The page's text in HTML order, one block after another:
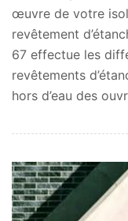
œuvre de votre
revêtement
67 effectue les
revêtements
hors d’eau des